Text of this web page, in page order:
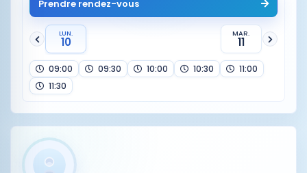
Prendre rendez-vous
LUN.
10
MAR.
11
09:00 09:30 10:00 10:30
11:00
11:30